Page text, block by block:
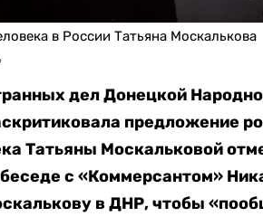
в России Татьяна Москалькова
дел Донецкой
предложение
Татьяны Москальковой
с «Коммерсантом»
в ДНР, чтобы